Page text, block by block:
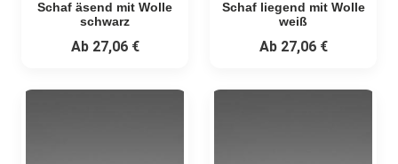
Schaf äsend mit Wolle
schwarz
Ab27,06 €
Schaf liegend mit Wolle
weiß
Ab27,06 €